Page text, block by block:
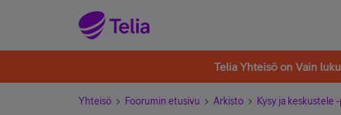
Telia Yhteisö on Vain
Yhteisö Foorumin etusivu Arkisto Kysy ja keskustele